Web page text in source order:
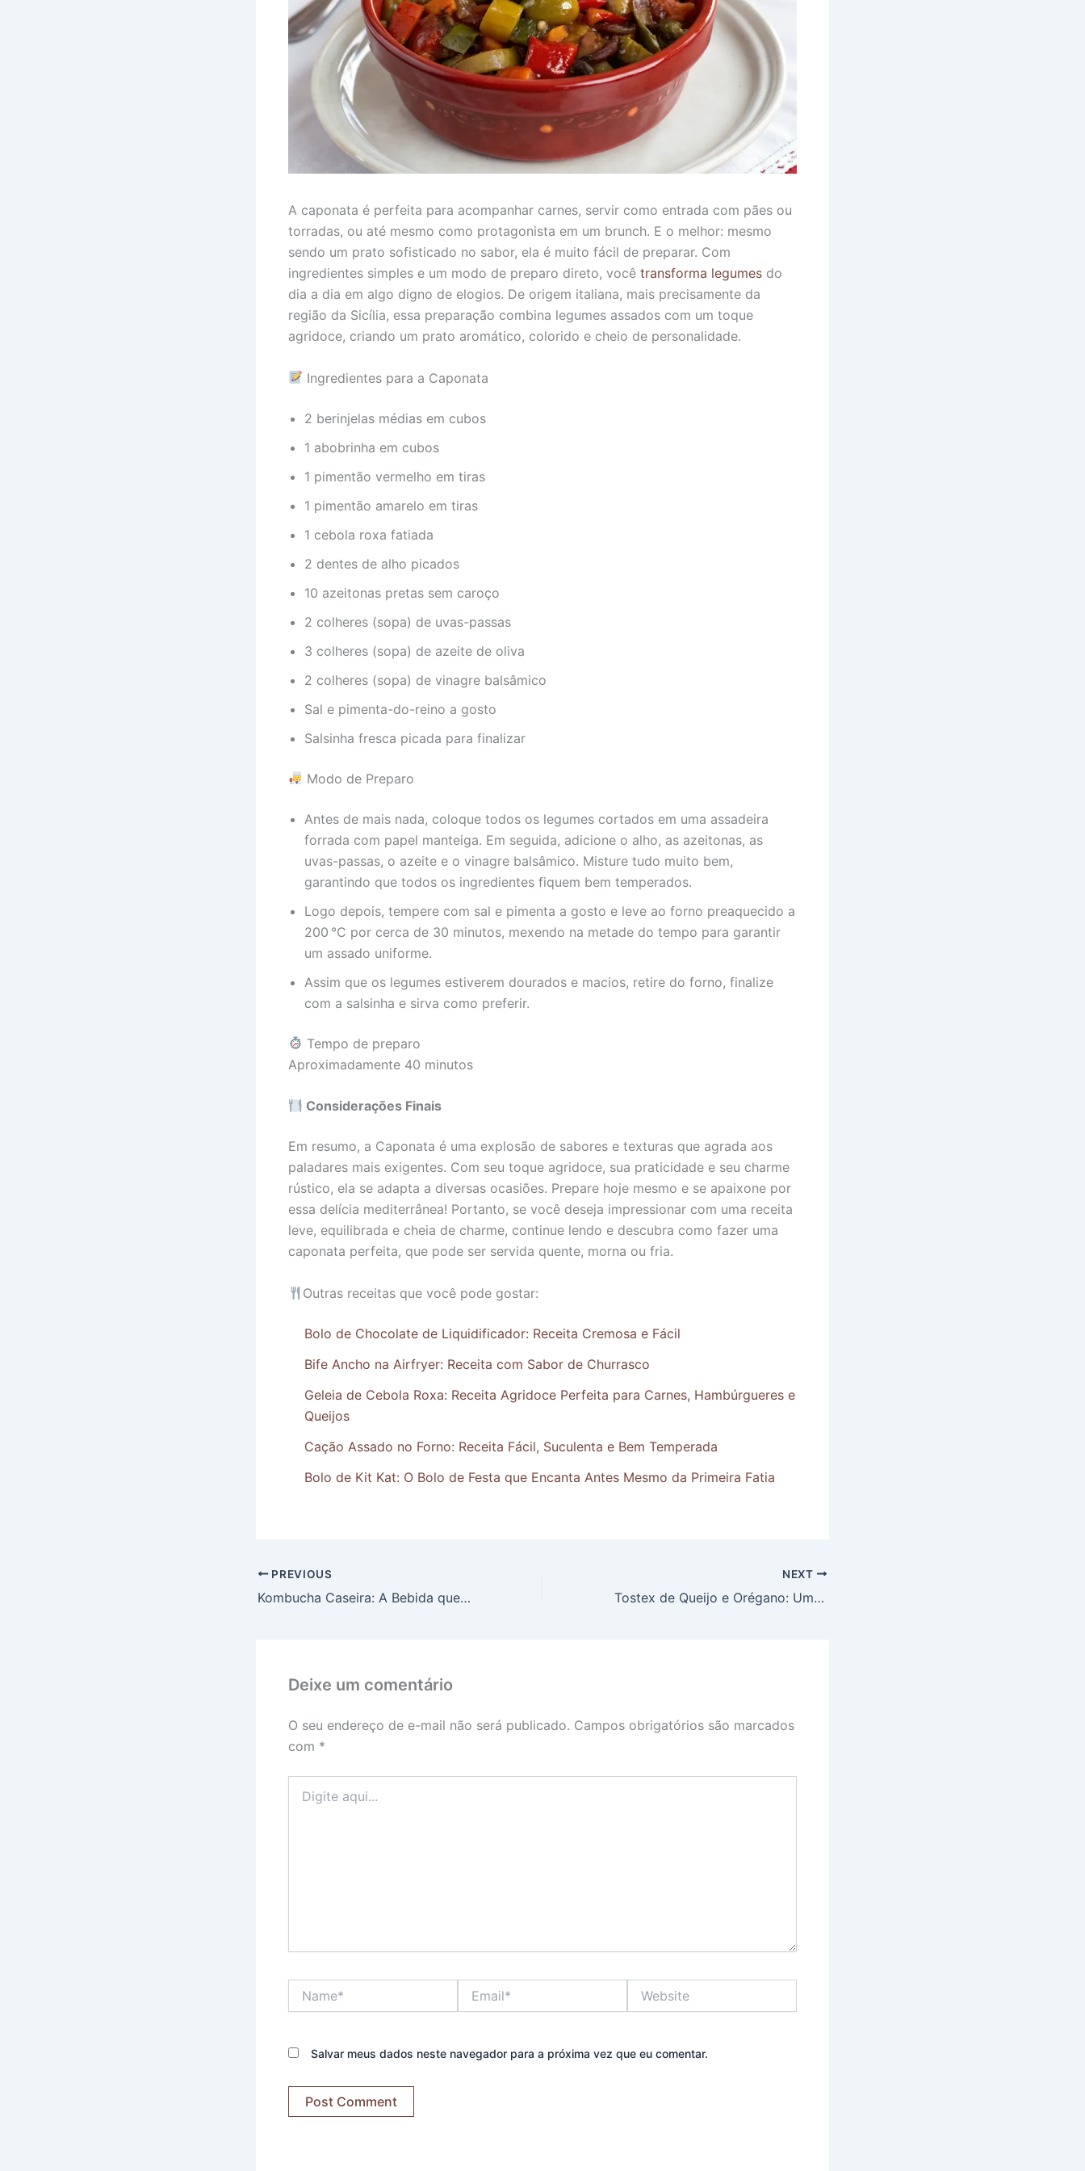
A caponata é perfeita para acompanhar carnes, servir como entrada com pães ou
torradas, ou até mesmo como protagonista em um brunch. E o melhor: mesmo
sendo um prato sofisticado no sabor, ela é muito fácil de preparar. Com
ingredientes simples e um modo de preparo direto, você transforma legumes do
dia a dia em algo digno de elogios. De origem italiana, mais precisamente da
região da Sicília, essa preparação combina legumes assados com um toque
agridoce, criando um prato aromático, colorido e cheio de personalidade.
Ingredientes para a Caponata
2 berinjelas médias em cubos
1 abobrinha em cubos
1 pimentão vermelho em tiras
1 pimentão amarelo em tiras
1 cebola roxa fatiada
2 dentes de alho picados
10 azeitonas pretas sem caroço
2 colheres (sopa) de uvas-passas
3 colheres (sopa) de azeite de oliva
2 colheres (sopa) de vinagre balsâmico
Sal e pimenta-do-reino a gosto
Salsinha fresca picada para finalizar
Modo de Preparo
Antes de mais nada, coloque todos os legumes cortados em uma assadeira
forrada com papel manteiga. Em seguida, adicione o alho, as azeitonas, as
uvas-passas, o azeite e o vinagre balsâmico. Misture tudo muito bem,
garantindo que todos os ingredientes fiquem bem temperados.
Logo depois, tempere com sal e pimenta a gosto e leve ao forno preaquecido a
200 °C por cerca de 30 minutos, mexendo na metade do tempo para garantir
um assado uniforme.
Assim que os legumes estiverem dourados e macios, retire do forno, finalize
com a salsinha e sirva como preferir.
Tempo de preparo
Aproximadamente 40 minutos
Considerações Finais
Em resumo, a Caponata é uma explosão de sabores e texturas que agrada aos
paladares mais exigentes. Com seu toque agridoce, sua praticidade e seu charme
rústico, ela se adapta a diversas ocasiões. Prepare hoje mesmo e se apaixone por
essa delícia mediterrânea! Portanto, se você deseja impressionar com uma receita
leve, equilibrada e cheia de charme, continue lendo e descubra como fazer uma
caponata perfeita, que pode ser servida quente, morna ou fria.
Outras receitas que você pode gostar:
Bolo de Chocolate de Liquidificador: Receita Cremosa e Fácil
Bife Ancho na Airfryer: Receita com Sabor de Churrasco
Geleia de Cebola Roxa: Receita Agridoce Perfeita para Carnes, Hambúrgueres e
Queijos
Cação Assado no Forno: Receita Fácil, Suculenta e Bem Temperada
Bolo de Kit Kat: O Bolo de Festa que Encanta Antes Mesmo da Primeira Fatia
PREVIOUS
Kombucha Caseira: A Bebida que Une Sabor, Saúde e Refrescância
NEXT
Tostex de Queijo e Orégano: Um Clássico Que Nunca Decepciona
Deixe um comentário
O seu endereço de e-mail não será publicado. Campos obrigatórios são marcados
com *
aqui...
Salvar meus dados neste navegador para a próxima vez que eu comentar.